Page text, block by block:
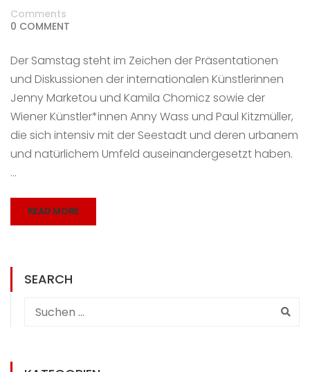
Comments
0 COMMENT
Der Samstag steht im Zeichen der Präsentationen
und Diskussionen der internationalen Künstlerinnen
Jenny Marketou und Kamila Chomicz sowie der
Wiener Künstler*innen Anny Wass und Paul Kitzmüller,
die sich intensiv mit der Seestadt und deren urbanem
und natürlichem Umfeld auseinandergesetzt haben.
…
READ MORE
SEARCH